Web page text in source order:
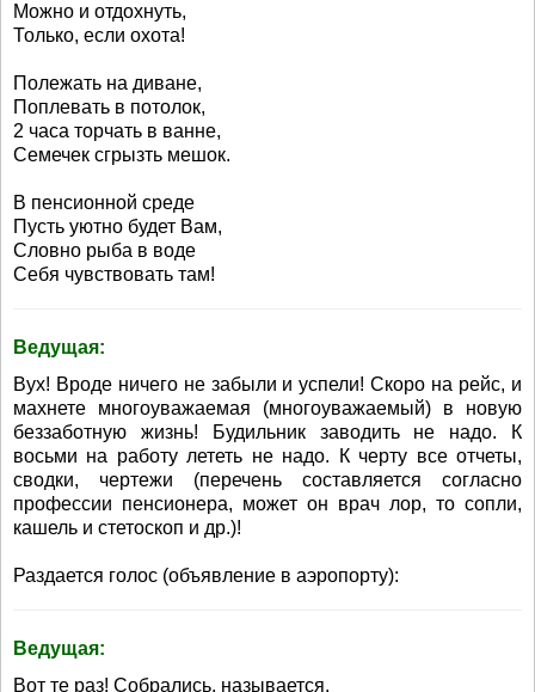
Можно и отдохнуть,
Только, если охота!
Полежать на диване,
Поплевать в потолок,
2 часа торчать в ванне,
Семечек сгрызть мешок.
В пенсионной среде
Пусть уютно будет Вам,
Словно рыба в воде
Себя чувствовать там!
Ведущая:
Вух! Вроде ничего не забыли и успели! Скоро на рейс, и
махнете многоуважаемая (многоуважаемый) в новую
беззаботную жизнь! Будильник заводить не надо. К
восьми на работу лететь не надо. К черту все отчеты,
сводки, чертежи (перечень составляется согласно
профессии пенсионера, может он врач лор, то сопли,
кашель и стетоскоп и др.)!
Раздается голос (объявление в аэропорту):
Ведущая:
Вот те раз! Собрались, называется.